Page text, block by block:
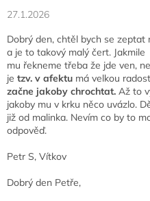
27.1.2026
Dobrý den, chtěl bych se zeptat
a je to takový malý čert. Jakmile
mu řekneme třeba že jde ven,
je tzv. v afektu má velkou
začne jakoby chrochtat. Až to
jakoby mu v krku něco uvázlo.
již od malinka. Nevím co by to
odpověď.
Petr S, Vítkov
Dobrý den Petře,